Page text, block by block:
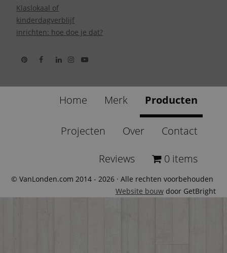
Klaslokaal of
kinderdagverblijf
inrichten: hoe doe je dat?
Home Merk Producten
Projecten Over Contact
Reviews 0 items
© VanLonden.com 2014 - 2026 · Alle rechten voorbehouden
Website bouwdoor GetBright